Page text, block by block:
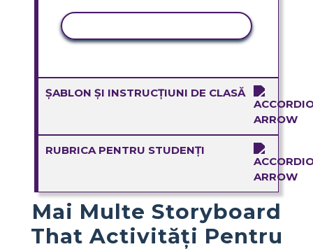
ȘABLON ȘI INSTRUCȚIUNI DE CLASĂ
RUBRICA PENTRU STUDENȚI
Mai Multe Storyboard
That Activități Pentru